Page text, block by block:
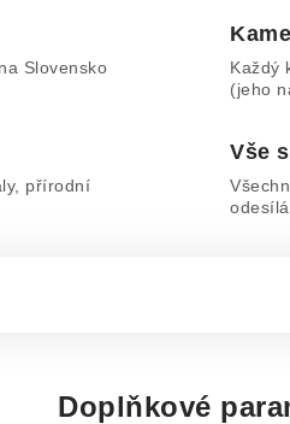
Slovensko
Každý
(jeho
přírodní
Vše
Doplňkové